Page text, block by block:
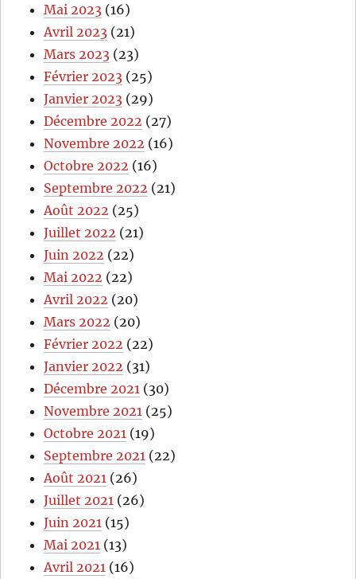
Mai 2023 (16)
Avril 2023 (21)
Mars 2023 (23)
Février 2023 (25)
Janvier 2023 (29)
Décembre 2022 (27)
Novembre 2022 (16)
Octobre 2022 (16)
Septembre 2022 (21)
Août 2022 (25)
Juillet 2022 (21)
Juin 2022 (22)
Mai 2022 (22)
Avril 2022 (20)
Mars 2022 (20)
Février 2022 (22)
Janvier 2022 (31)
Décembre 2021 (30)
Novembre 2021 (25)
Octobre 2021 (19)
Septembre 2021 (22)
Août 2021 (26)
Juillet 2021 (26)
Juin 2021 (15)
Mai 2021 (13)
Avril 2021 (16)